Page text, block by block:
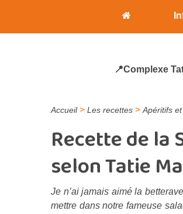
📍Complexe
Accueil> Les recettes > Apéritifs
Recette de la
selon Tatie
Je n’ai jamais aimé la
mettre dans notre fameuse